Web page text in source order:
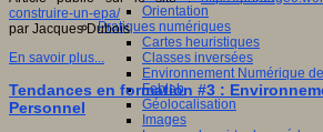
Orientation
Pratiques numériques
Cartes heuristiques
Classes inversées
Environnement Numérique
Fablab
Géolocalisation
Images
construire-un-epa/
par Jacques Dubois
En savoir plus...
Tendances en formation #3 :
Personnel